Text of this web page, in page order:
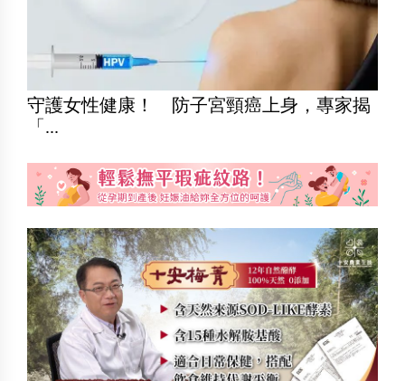
守護女性健康！ 防子宮頸癌上身，專家揭
「...